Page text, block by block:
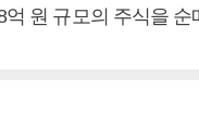
억 원 규모의 주식을